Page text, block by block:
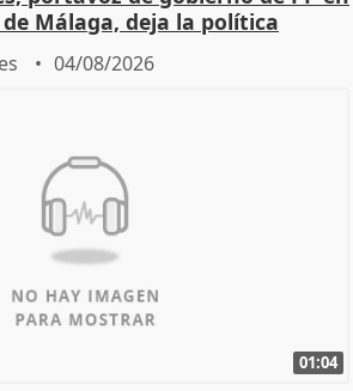
Málaga, deja la política
04/08/2026
01:04